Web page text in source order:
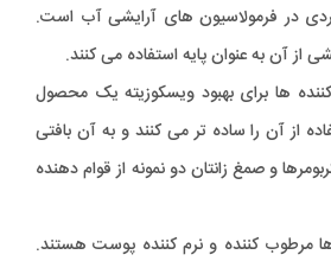
در فرمولاسیون های آرایشی آب است.
از آن به عنوان پایه استفاده می کنند.
ها برای بهبود ویسکوزیته یک محصول
از آن را ساده تر می کنند و به آن بافتی
و صمغ زانتان دو نمونه از قوام دهنده
ها مرطوب کننده و نرم کننده پوست هستند.